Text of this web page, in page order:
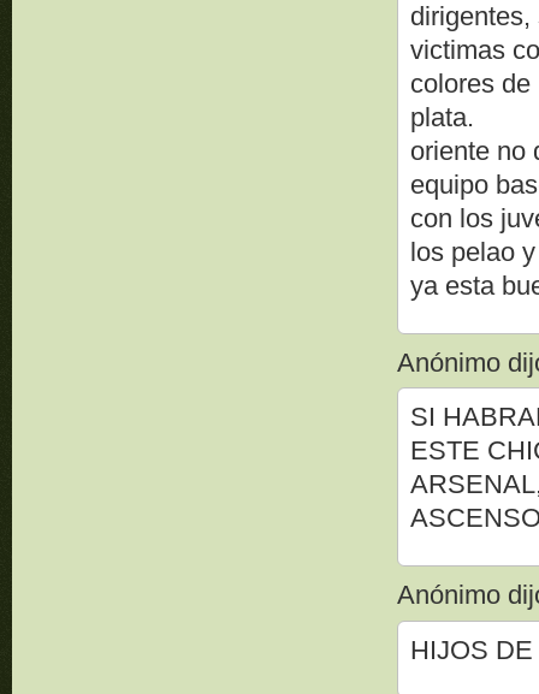
victimas
colores
plata.
oriente no
equipo
con los
los pelao
ya esta
Anónimo
SI
ESTE
Anónimo
HIJOS